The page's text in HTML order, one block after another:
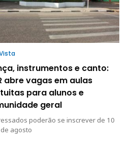
instrumentos e canto:
abre vagas em aulas
para alunos e
geral
poderão se inscrever de 10
agosto